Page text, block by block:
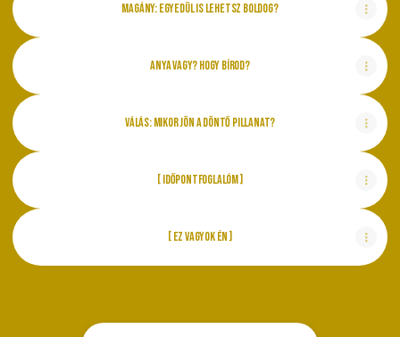
MAGÁNY: EGYEDÜL IS LEHETSZ BOLDOG?
ANYA VAGY? HOGY BÍROD?
VÁLÁS: MIKOR JÖN A DÖNTŐ PILLANAT?
[ IDŐPONTFOGLALÓM ]
[ EZ VAGYOK ÉN ]